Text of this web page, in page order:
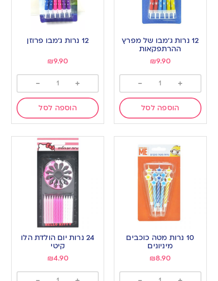
12 נרות ג’מבו של מפרץ
ההרתפקאות
₪9.90
+
-
הוספה לסל
12 נרות ג’מבו פרוזן
₪9.90
+
-
הוספה לסל
10 נרות מטה כוכבים
מיניונים
₪8.90
24 נרות יום הולדת הלו
קיטי
₪4.90